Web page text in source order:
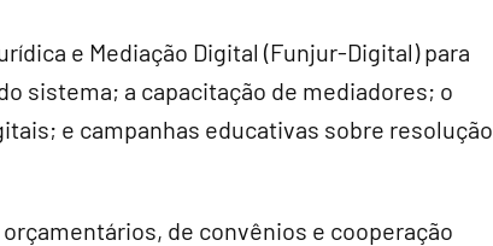
e Mediação Digital (Funjur-Digital) para
sistema; a capacitação de mediadores; o
e campanhas educativas sobre resolução
de convênios e cooperação